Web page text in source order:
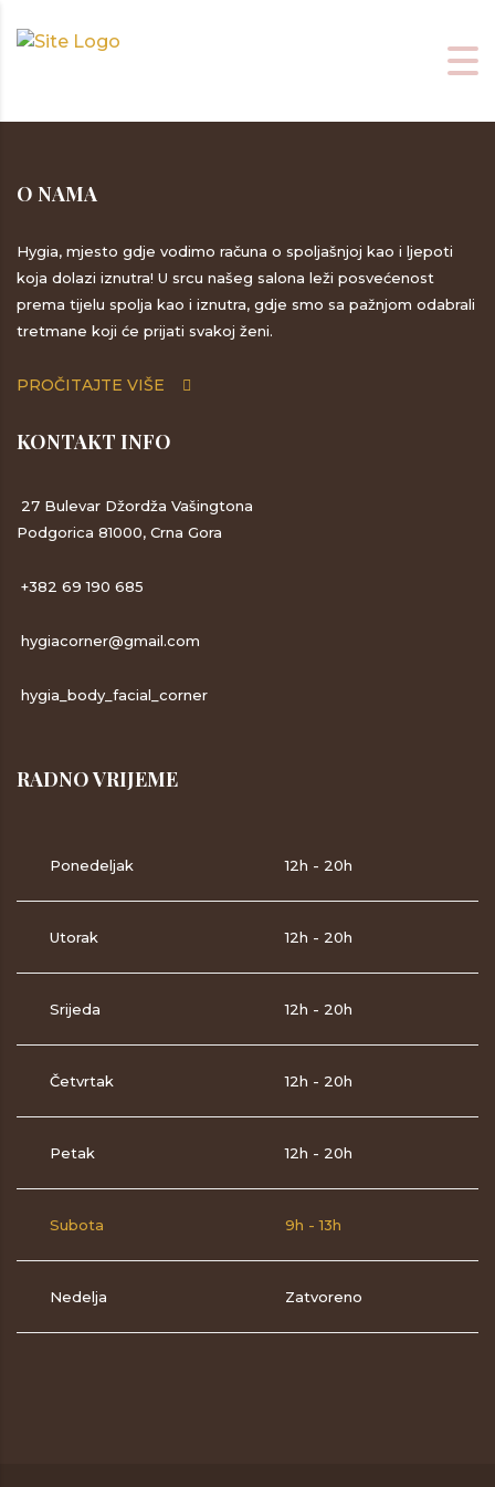
O NAMA
Hygia, mjesto gdje vodimo računa o spoljašnjoj kao i ljepoti
koja dolazi iznutra! U srcu našeg salona leži posvećenost
prema tijelu spolja kao i iznutra, gdje smo sa pažnjom odabrali
tretmane koji će prijati svakoj ženi.
PROČITAJTE VIŠE
KONTAKT INFO
27 Bulevar Džordža Vašingtona
Podgorica 81000, Crna Gora
+382 69 190 685
hygiacorner@gmail.com
hygia_body_facial_corner
RADNO VRIJEME
Ponedeljak 12h - 20h
Utorak 12h - 20h
Srijeda 12h - 20h
Četvrtak 12h - 20h
Petak 12h - 20h
Subota 9h - 13h
Nedelja Zatvoreno